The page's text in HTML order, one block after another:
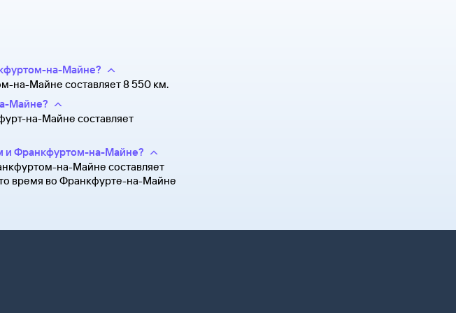
на-Майне?
на-Майне составляет 8 550 км.
Майне?
на-Майне составляет
и Франкфуртом-на-Майне?
на-Майне составляет
время во Франкфурте-на-Майне